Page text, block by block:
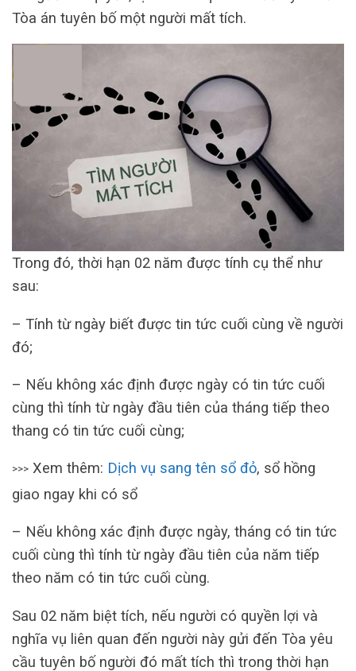
Tòa án tuyên bố một người mất tích.
Trong đó, thời hạn 02 năm được tính cụ thể như
sau:
– Tính từ ngày biết được tin tức cuối cùng về người
đó;
– Nếu không xác định được ngày có tin tức cuối
cùng thì tính từ ngày đầu tiên của tháng tiếp theo
thang có tin tức cuối cùng;
>>> Xem thêm: Dịch vụ sang tên sổ đỏ, sổ hồng
giao ngay khi có sổ
– Nếu không xác định được ngày, tháng có tin tức
cuối cùng thì tính từ ngày đầu tiên của năm tiếp
theo năm có tin tức cuối cùng.
Sau 02 năm biệt tích, nếu người có quyền lợi và
nghĩa vụ liên quan đến người này gửi đến Tòa yêu
cầu tuyên bố người đó mất tích thì trong thời hạn